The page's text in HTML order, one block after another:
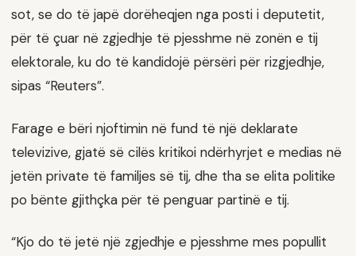
sot, se do të japë dorëheqjen nga posti i deputetit,
për të çuar në zgjedhje të pjesshme në zonën e tij
elektorale, ku do të kandidojë përsëri për rizgjedhje,
sipas “Reuters”.
Farage e bëri njoftimin në fund të një deklarate
televizive, gjatë së cilës kritikoi ndërhyrjet e medias në
jetën private të familjes së tij, dhe tha se elita politike
po bënte gjithçka për të penguar partinë e tij.
“Kjo do të jetë një zgjedhje e pjesshme mes popullit